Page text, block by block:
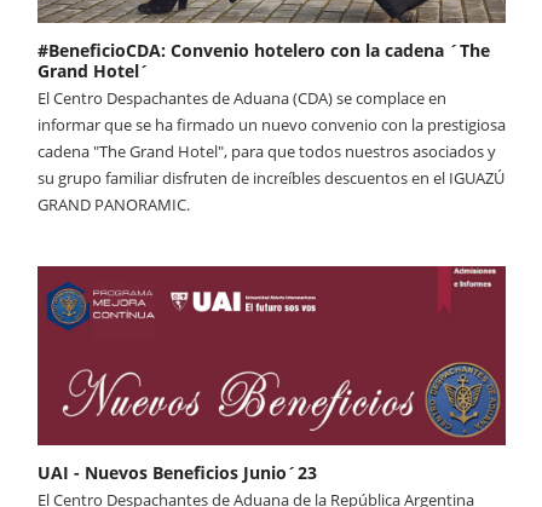
#BeneficioCDA: Convenio hotelero con la cadena ´The
Grand Hotel´
El Centro Despachantes de Aduana (CDA) se complace en
informar que se ha firmado un nuevo convenio con la prestigiosa
cadena "The Grand Hotel", para que todos nuestros asociados y
su grupo familiar disfruten de increíbles descuentos en el IGUAZÚ
GRAND PANORAMIC.
UAI - Nuevos Beneficios Junio´23
El Centro Despachantes de Aduana de la República Argentina